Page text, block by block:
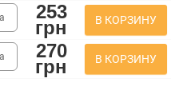
253
грн В КОРЗИНУ
270
грн В КОРЗИНУ